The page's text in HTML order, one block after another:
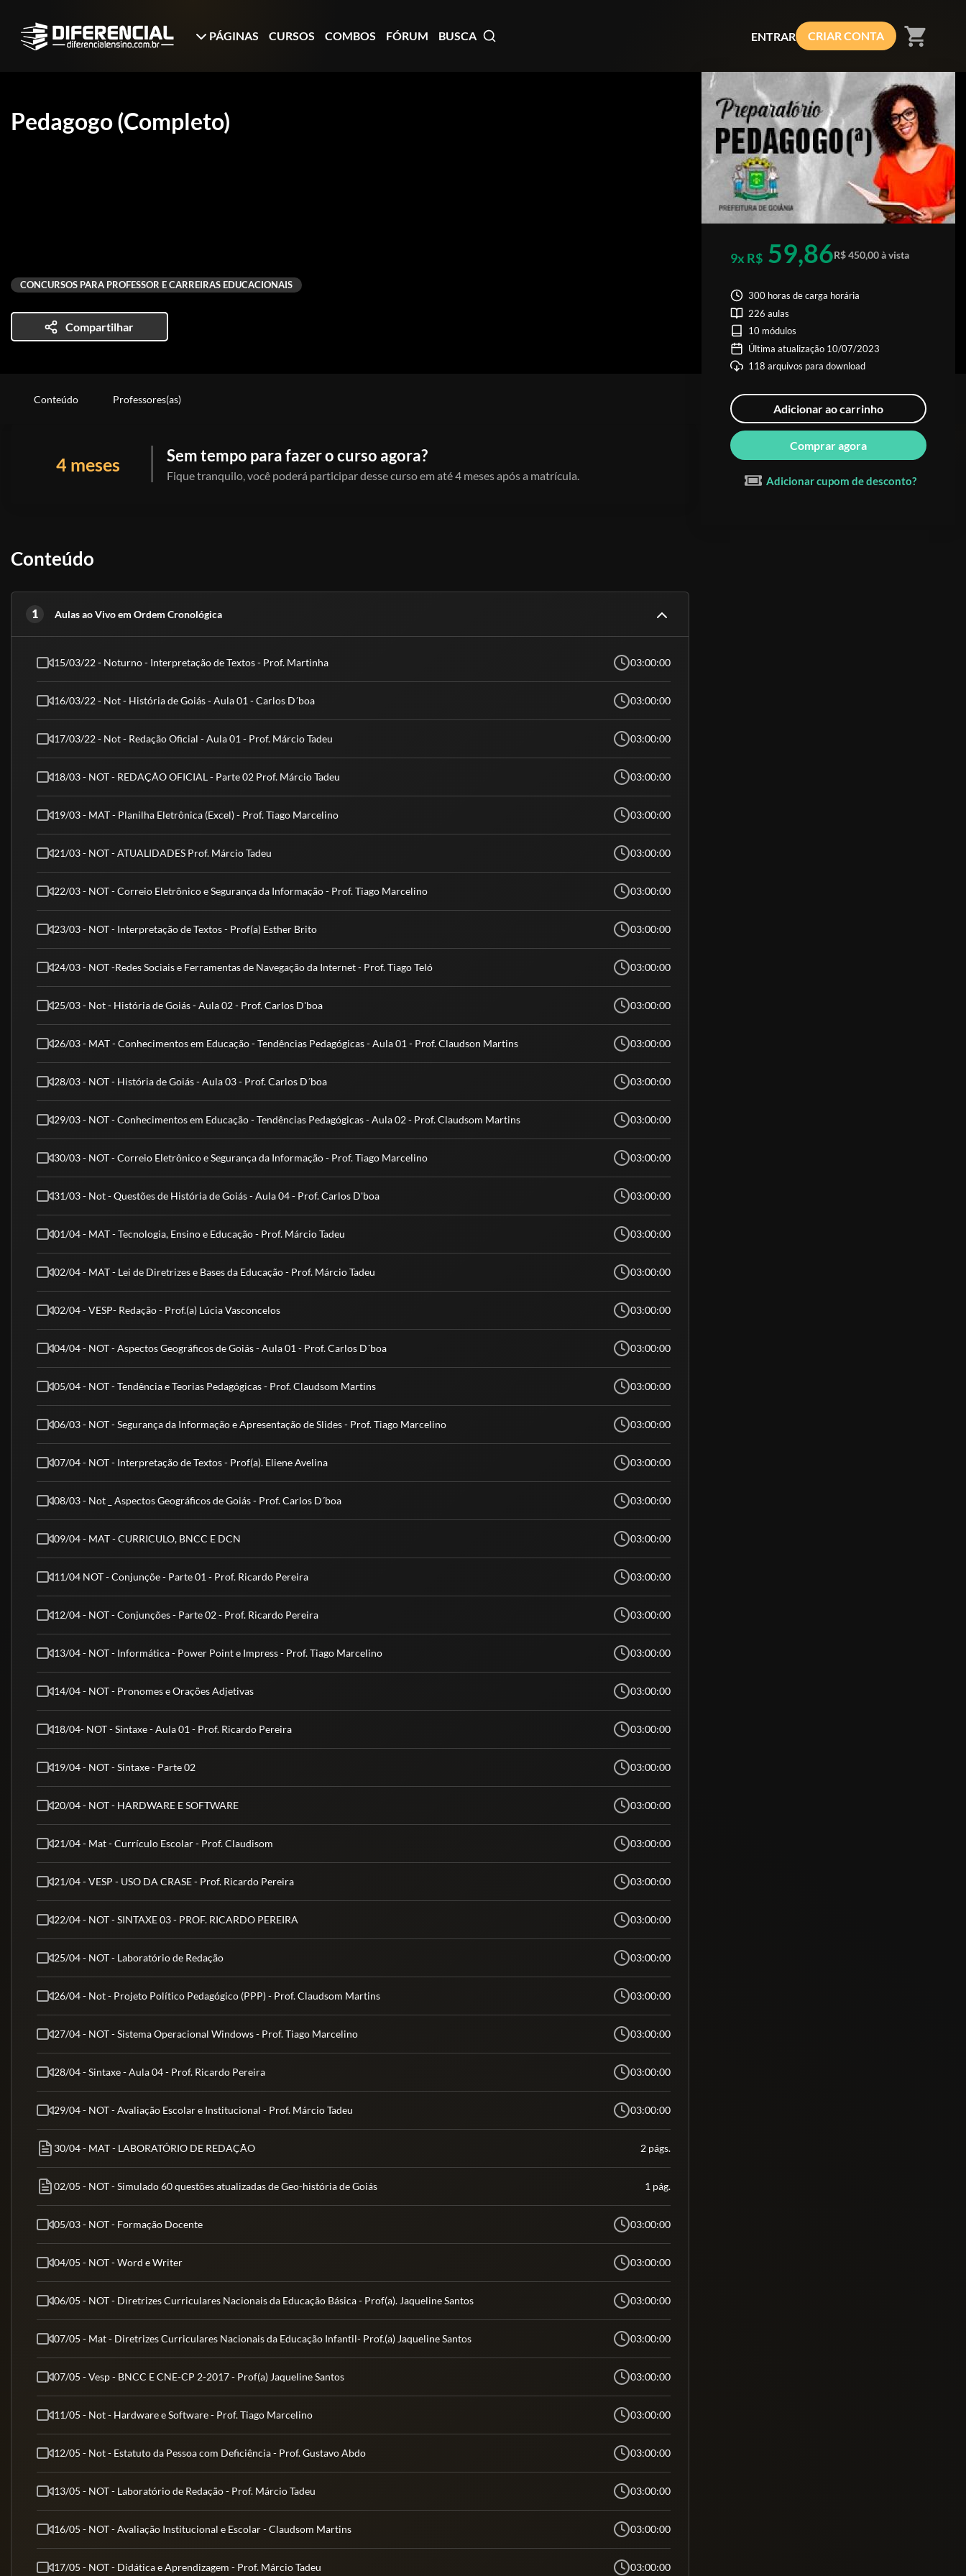
PÁGINAS CURSOS COMBOS FÓRUM BUSCA ENTRAR CRIAR CONTA shopping_cart
Pedagogo (Completo)
CONCURSOS PARA PROFESSOR E CARREIRAS EDUCACIONAIS
Compartilhar
Conteúdo Professores(as)
4 meses Sem tempo para fazer o curso agora?
Fique tranquilo, você poderá participar desse curso em até 4 meses após a matrícula.
Conteúdo
1 Aulas ao Vivo em Ordem Cronológica
15/03/22 - Noturno - Interpretação de Textos - Prof. Martinha 03:00:00
16/03/22 - Not - História de Goiás - Aula 01 - Carlos D´boa 03:00:00
17/03/22 - Not - Redação Oficial - Aula 01 - Prof. Márcio Tadeu 03:00:00
18/03 - NOT - REDAÇÃO OFICIAL - Parte 02 Prof. Márcio Tadeu 03:00:00
19/03 - MAT - Planilha Eletrônica (Excel) - Prof. Tiago Marcelino 03:00:00
21/03 - NOT - ATUALIDADES Prof. Márcio Tadeu 03:00:00
22/03 - NOT - Correio Eletrônico e Segurança da Informação - Prof. Tiago Marcelino 03:00:00
23/03 - NOT - Interpretação de Textos - Prof(a) Esther Brito 03:00:00
24/03 - NOT -Redes Sociais e Ferramentas de Navegação da Internet - Prof. Tiago Teló 03:00:00
25/03 - Not - História de Goiás - Aula 02 - Prof. Carlos D'boa 03:00:00
26/03 - MAT - Conhecimentos em Educação - Tendências Pedagógicas - Aula 01 - Prof. Claudson Martins 03:00:00
28/03 - NOT - História de Goiás - Aula 03 - Prof. Carlos D´boa 03:00:00
29/03 - NOT - Conhecimentos em Educação - Tendências Pedagógicas - Aula 02 - Prof. Claudsom Martins 03:00:00
30/03 - NOT - Correio Eletrônico e Segurança da Informação - Prof. Tiago Marcelino 03:00:00
31/03 - Not - Questões de História de Goiás - Aula 04 - Prof. Carlos D'boa 03:00:00
01/04 - MAT - Tecnologia, Ensino e Educação - Prof. Márcio Tadeu 03:00:00
02/04 - MAT - Lei de Diretrizes e Bases da Educação - Prof. Márcio Tadeu 03:00:00
02/04 - VESP- Redação - Prof.(a) Lúcia Vasconcelos 03:00:00
04/04 - NOT - Aspectos Geográficos de Goiás - Aula 01 - Prof. Carlos D´boa 03:00:00
05/04 - NOT - Tendência e Teorias Pedagógicas - Prof. Claudsom Martins 03:00:00
06/03 - NOT - Segurança da Informação e Apresentação de Slides - Prof. Tiago Marcelino 03:00:00
07/04 - NOT - Interpretação de Textos - Prof(a). Eliene Avelina 03:00:00
08/03 - Not _ Aspectos Geográficos de Goiás - Prof. Carlos D´boa 03:00:00
09/04 - MAT - CURRICULO, BNCC E DCN 03:00:00
11/04 NOT - Conjunçõe - Parte 01 - Prof. Ricardo Pereira 03:00:00
12/04 - NOT - Conjunções - Parte 02 - Prof. Ricardo Pereira 03:00:00
13/04 - NOT - Informática - Power Point e Impress - Prof. Tiago Marcelino 03:00:00
14/04 - NOT - Pronomes e Orações Adjetivas 03:00:00
18/04- NOT - Sintaxe - Aula 01 - Prof. Ricardo Pereira 03:00:00
19/04 - NOT - Sintaxe - Parte 02 03:00:00
20/04 - NOT - HARDWARE E SOFTWARE 03:00:00
21/04 - Mat - Currículo Escolar - Prof. Claudisom 03:00:00
21/04 - VESP - USO DA CRASE - Prof. Ricardo Pereira 03:00:00
22/04 - NOT - SINTAXE 03 - PROF. RICARDO PEREIRA 03:00:00
25/04 - NOT - Laboratório de Redação 03:00:00
26/04 - Not - Projeto Político Pedagógico (PPP) - Prof. Claudsom Martins 03:00:00
27/04 - NOT - Sistema Operacional Windows - Prof. Tiago Marcelino 03:00:00
28/04 - Sintaxe - Aula 04 - Prof. Ricardo Pereira 03:00:00
29/04 - NOT - Avaliação Escolar e Institucional - Prof. Márcio Tadeu 03:00:00
30/04 - MAT - LABORATÓRIO DE REDAÇÃO 2 págs.
02/05 - NOT - Simulado 60 questões atualizadas de Geo-história de Goiás 1 pág.
05/03 - NOT - Formação Docente 03:00:00
04/05 - NOT - Word e Writer 03:00:00
06/05 - NOT - Diretrizes Curriculares Nacionais da Educação Básica - Prof(a). Jaqueline Santos 03:00:00
07/05 - Mat - Diretrizes Curriculares Nacionais da Educação Infantil- Prof.(a) Jaqueline Santos 03:00:00
07/05 - Vesp - BNCC E CNE-CP 2-2017 - Prof(a) Jaqueline Santos 03:00:00
11/05 - Not - Hardware e Software - Prof. Tiago Marcelino 03:00:00
12/05 - Not - Estatuto da Pessoa com Deficiência - Prof. Gustavo Abdo 03:00:00
13/05 - NOT - Laboratório de Redação - Prof. Márcio Tadeu 03:00:00
16/05 - NOT - Avaliação Institucional e Escolar - Claudsom Martins 03:00:00
17/05 - NOT - Didática e Aprendizagem - Prof. Márcio Tadeu 03:00:00
9x R$ 59,86R$ 450,00 à vista
300 horas de carga horária
226 aulas
10 módulos
Última atualização 10/07/2023
118 arquivos para download
Adicionar ao carrinho
Comprar agora
Adicionar cupom de desconto?